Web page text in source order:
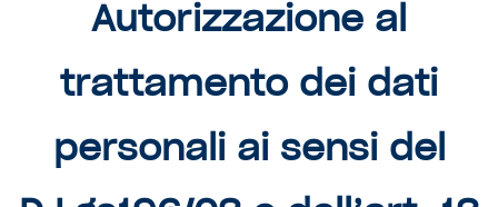
Autorizzazione al
trattamento dei dati
personali ai sensi del